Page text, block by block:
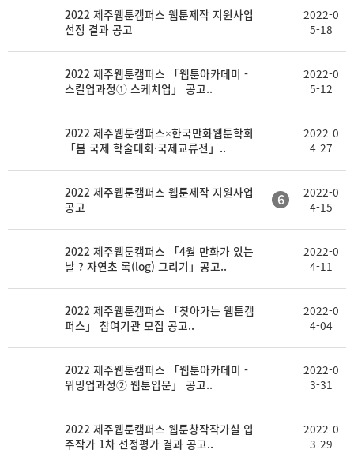
2022 제주웹툰캠퍼스 웹툰제작 지원사업
선정 결과 공고
2022-0
5-18
2022 제주웹툰캠퍼스 「웹툰아카데미 -
스킬업과정① 스케치업」 공고..
2022-0
5-12
2022 제주웹툰캠퍼스×한국만화웹툰학회
「봄 국제 학술대회·국제교류전」..
2022-0
4-27
2022 제주웹툰캠퍼스 웹툰제작 지원사업
공고
6
2022-0
4-15
2022 제주웹툰캠퍼스 「4월 만화가 있는
날 ? 자연초 록(log) 그리기」공고..
2022-0
4-11
2022 제주웹툰캠퍼스 「찾아가는 웹툰캠
퍼스」 참여기관 모집 공고..
2022-0
4-04
2022 제주웹툰캠퍼스 「웹툰아카데미 -
워밍업과정② 웹툰입문」 공고..
2022-0
3-31
2022 제주웹툰캠퍼스 웹툰창작작가실 입
주작가 1차 선정평가 결과 공고..
2022-0
3-29